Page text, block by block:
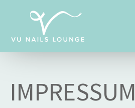
IMPRESSUM